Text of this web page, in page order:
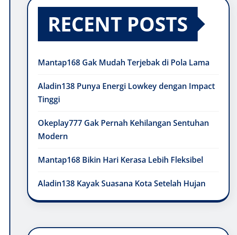
RECENT POSTS
Mantap168 Gak Mudah Terjebak di Pola Lama
Aladin138 Punya Energi Lowkey dengan Impact
Tinggi
Okeplay777 Gak Pernah Kehilangan Sentuhan
Modern
Mantap168 Bikin Hari Kerasa Lebih Fleksibel
Aladin138 Kayak Suasana Kota Setelah Hujan